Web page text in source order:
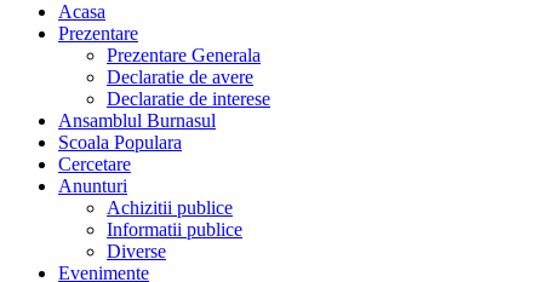
Acasa
Prezentare
Prezentare Generala
Declaratie de avere
Declaratie de interese
Ansamblul Burnasul
Scoala Populara
Cercetare
Anunturi
Achizitii publice
Informatii publice
Diverse
Evenimente